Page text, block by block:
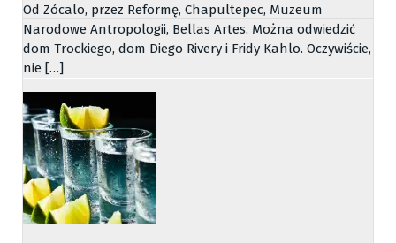
Od Zócalo, przez Reformę, Chapultepec, Muzeum
Narodowe Antropologii, Bellas Artes. Można odwiedzić
dom Trockiego, dom Diego Rivery i Fridy Kahlo. Oczywiście,
nie […]